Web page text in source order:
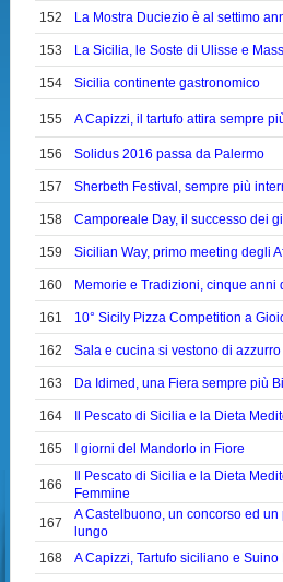
152
La Mostra Duciezio è al settimo
153 La Sicilia, le Soste di Ulisse e
154 Sicilia continente gastronomico
155 A Capizzi, il tartufo attira sempre
156
Solidus 2016 passa da Palermo
157 Sherbeth Festival, sempre più
158 Camporeale Day, il successo dei
159 Sicilian Way, primo meeting degli
160 Memorie e Tradizioni, cinque anni
161 10° Sicily Pizza Competition a
162 Sala e cucina si vestono di azzurro
163 Da Idimed, una Fiera sempre più
164 Il Pescato di Sicilia e la Dieta
165 I giorni del Mandorlo in Fiore
166
Il Pescato di Sicilia e la Dieta
Femmine
167
A Castelbuono, un concorso ed
lungo
168 A Capizzi, Tartufo siciliano e